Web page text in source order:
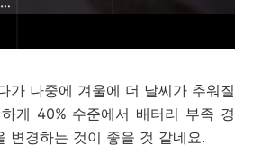
가 나중에 겨울에 더 날씨가 추워질
게 40% 수준에서 배터리 부족 경
변경하는 것이 좋을 것 같네요.